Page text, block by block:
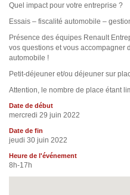
Quel impact pour votre entreprise ?
Essais – fiscalité automobile –
Présence des équipes Renault
vos questions et vous accompagner
automobile !
Petit-déjeuner et/ou déjeuner sur
Attention, le nombre de place étant
Date de début
mercredi 29 juin 2022
Date de fin
jeudi 30 juin 2022
Heure de l'événement
8h-17h